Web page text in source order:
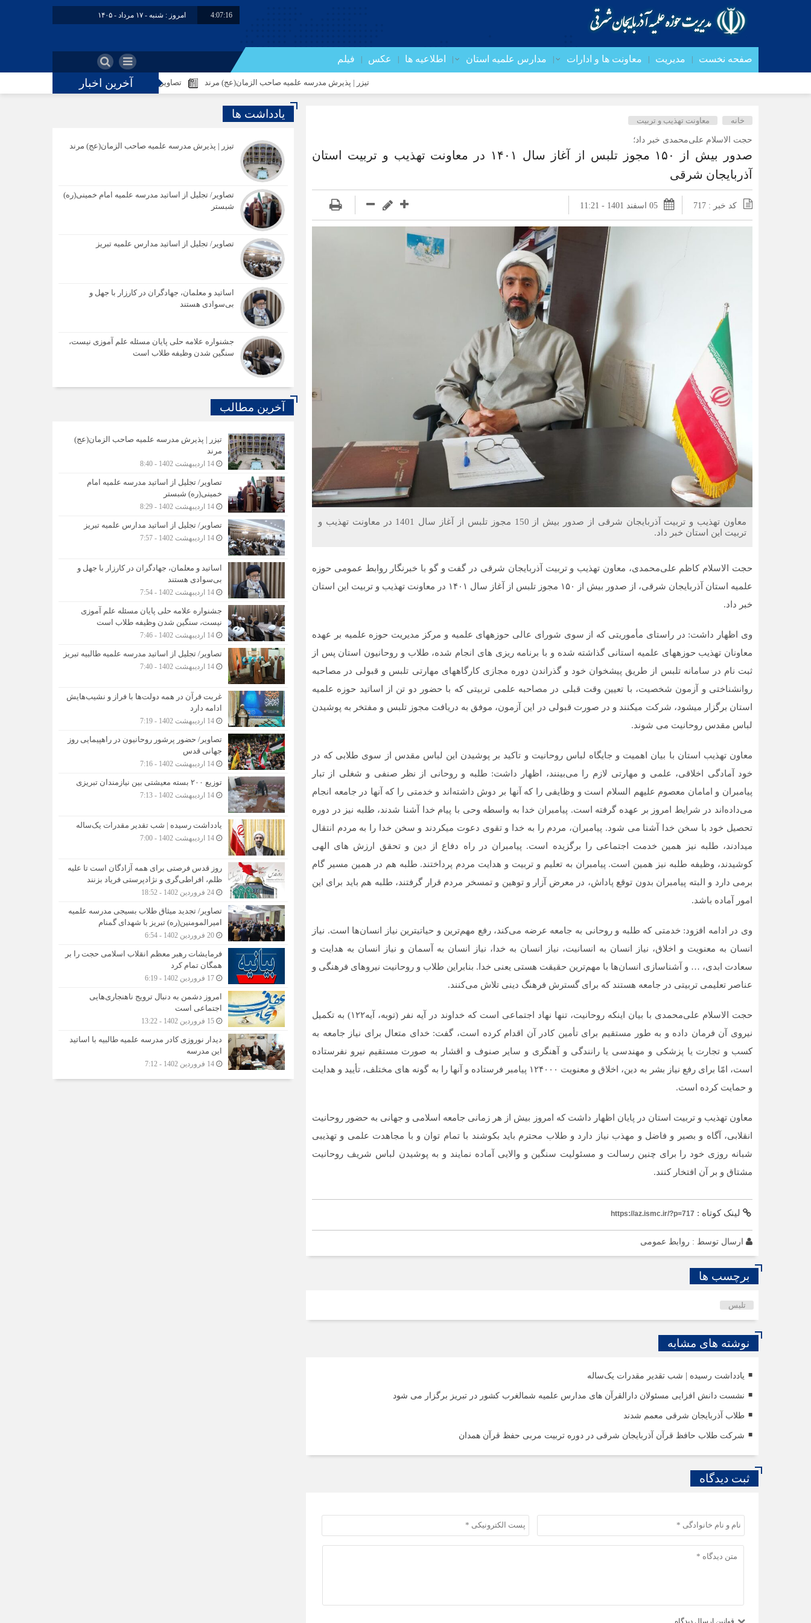
4:07:17 امروز : شنبه - ۱۷ مرداد - ۱۴۰۵
صفحه نخست مدیریت معاونت ها و ادارات مدارس علمیه استان اطلاعیه ها عکس فیلم
آخرین اخبار تیزر | پذیرش مدرسه علمیه صاحب الزمان(عج) مرند تصاویر/ تجلیل از اساتید مدرسه علمیه امام خمینی(ره) شبستر
خانه معاونت تهذیب و تربیت
حجت الاسلام علی‌‎محمدی خبر داد؛
صدور بیش از ۱۵۰ مجوز تلبس از آغاز سال ۱۴۰۱ در معاونت تهذیب و تربیت استان
آذربایجان شرقی
کد خبر : 717 05 اسفند 1401 - 11:21
معاون تهذیب و تربیت آذربایجان شرقی از صدور بیش از 150 مجوز تلبس از آغاز سال 1401 در معاونت تهذیب و
تربیت این استان خبر داد.
حجت الاسلام کاظم علی‌محمدی، معاون تهذیب و تربیت آذربایجان شرقی در گفت و گو با خبرنگار روابط عمومی حوزه
علمیه استان آذربایجان شرقی، از صدور بیش از ۱۵۰ مجوز تلبس از آغاز سال ۱۴۰۱ در معاونت تهذیب و تربیت این استان
خبر داد.
وی اظهار داشت: در راستای مأموریتی که از سوی شورای عالی حوزه‏های علمیه و مرکز مدیریت حوزه علمیه بر عهده
معاونان تهذیب حوزه‏های علمیه استانی گذاشته شده و با برنامه ‏ریزی ‏های انجام شده، طلاب و روحانیون استان پس از
ثبت نام در سامانه تلبس از طریق پیشخوان خود و گذراندن دوره مجازی کارگاه‏های مهارتی تلبس و قبولی در مصاحبه
روان‏شناختی و آزمون شخصیت، با تعیین وقت قبلی در مصاحبه علمی تربیتی که با حضور دو تن از اساتید حوزه علمیه
استان برگزار می‏شود، شرکت می‏کنند و در صورت قبولی در این آزمون، موفق به دریافت مجوز تلبس و مفتخر به پوشیدن
لباس مقدس روحانیت می ‏شوند.
معاون تهذیب استان با بیان اهمیت و جایگاه لباس روحانیت و تاکید بر پوشیدن این لباس مقدس از سوی طلابی که در
خود آمادگی اخلاقی، علمی و مهارتی لازم را می‌بینند، اظهار داشت: طلبه و روحانی از نظر صنفی و شغلی از تبار
پیامبران و امامان معصوم علیهم السلام است و وظایفی را که آنها بر دوش داشته‌اند و خدمتی را که آنها در جامعه انجام
می‌داده‌اند در شرایط امروز بر عهده گرفته است. پیامبران خدا به واسطه وحی با پیام خدا آشنا شدند، طلبه نیز در دوره
تحصیل خود با سخن خدا آشنا می ‏شود. پیامبران، مردم را به خدا و تقوی دعوت می‏کردند و سخن خدا را به مردم انتقال
می‏دادند، طلبه نیز همین خدمت اجتماعی را برگزیده‏ است. پیامبران در راه دفاع از دین و تحقق ارزش‏ های الهی
کوشیدند، وظیفه طلبه نیز همین است. پیامبران به تعلیم و تربیت و هدایت مردم پرداختند. طلبه هم در همین مسیر گام
برمی دارد و البته پیامبران بدون توقع پاداش، در معرض آزار و توهین و تمسخر مردم قرار گرفتند، طلبه هم باید برای این
امور آماده باشد.
وی در ادامه افزود: خدمتی که طلبه و روحانی به جامعه عرضه می‌کند، رفع مهم‌ترین و حیاتی‏ترین نیاز انسان‌ها است. نیاز
انسان به معنویت و اخلاق، نیاز انسان به انسانیت، نیاز انسان به خدا، نیاز انسان به آسمان و نیاز انسان به هدایت و
سعادت ابدی، … و آشناسازی انسان‌ها با مهم‌ترین حقیقت هستی یعنی خدا. بنابراین طلاب و روحانیت نیروهای فرهنگی و
عناصر تعلیمی تربیتی در جامعه هستند که برای گسترش فرهنگ دینی تلاش می‌کنند.
حجت الاسلام علی‌محمدی با بیان اینکه روحانیت، تنها نهاد اجتماعی‏ است که خداوند در آیه نفر (توبه، آیه۱۲۲) به تکمیل
نیروی آن فرمان داده و به طور مستقیم برای تأمین کادر آن اقدام کرده است، گفت: خدای متعال برای نیاز جامعه به
کسب و تجارت یا پزشکی و مهندسی یا رانندگی و آهنگری و سایر صنوف و اقشار به صورت مستقیم نیرو نفرستاده
است، امّا برای رفع نیاز بشر به دین، اخلاق و معنویت ۱۲۴۰۰۰ پیامبر فرستاده و آنها را به گونه ‏های مختلف، تأیید و هدایت
و حمایت کرده است.
معاون تهذیب و تربیت استان در پایان اظهار داشت که امروز بیش از هر زمانی جامعه اسلامی و جهانی به حضور روحانیت
انقلابی، آگاه و بصیر و فاضل و مهذب نیاز دارد و طلاب محترم باید بکوشند با تمام توان و با مجاهدت علمی و تهذیبی
شبانه روزی خود را برای چنین رسالت و مسئولیت سنگین و والایی آماده نمایند و به پوشیدن لباس شریف روحانیت
مشتاق و بر آن افتخار کنند.
لینک کوتاه : https://az.ismc.ir/?p=717
ارسال توسط : روابط عمومی
برچسب ها
تلبس
نوشته های مشابه
یادداشت رسیده | شب تقدیر مقدرات یک‌ساله
نشست دانش افزایی مسئولان دارالقرآن های مدارس علمیه شمالغرب کشور در تبریز برگزار می شود
طلاب آذربایجان شرقی معمم شدند
شرکت طلاب حافظ قرآن آذربایجان شرقی در دوره تربیت مربی حفظ قرآن همدان
ثبت دیدگاه
قوانین ارسال دیدگاه
یادداشت ها
تیزر | پذیرش مدرسه علمیه صاحب الزمان(عج) مرند
تصاویر/ تجلیل از اساتید مدرسه علمیه امام خمینی(ره)
شبستر
تصاویر/ تجلیل از اساتید مدارس علمیه تبریز
اساتید و معلمان، جهادگران در کارزار با جهل و
بی‌سوادی هستند
جشنواره علامه حلی پایان مسئله علم آموزی نیست،
سنگین شدن وظیفه طلاب است
آخرین مطالب
تیزر | پذیرش مدرسه علمیه صاحب الزمان(عج)
مرند
14 اردیبهشت 1402 - 8:40
تصاویر/ تجلیل از اساتید مدرسه علمیه امام
خمینی(ره) شبستر
14 اردیبهشت 1402 - 8:29
تصاویر/ تجلیل از اساتید مدارس علمیه تبریز
14 اردیبهشت 1402 - 7:57
اساتید و معلمان، جهادگران در کارزار با جهل و
بی‌سوادی هستند
14 اردیبهشت 1402 - 7:54
جشنواره علامه حلی پایان مسئله علم آموزی
نیست، سنگین شدن وظیفه طلاب است
14 اردیبهشت 1402 - 7:46
تصاویر/ تجلیل از اساتید مدرسه علمیه طالبیه تبریز
14 اردیبهشت 1402 - 7:40
غربت قرآن در همه دولت‌ها با فراز و نشیب‌هایش
ادامه دارد
14 اردیبهشت 1402 - 7:19
تصاویر/ حضور پرشور روحانیون در راهپیمایی روز
جهانی قدس
14 اردیبهشت 1402 - 7:16
توزیع ۲۰۰ بسته معیشتی بین نیازمندان تبریزی
14 اردیبهشت 1402 - 7:13
یادداشت رسیده | شب تقدیر مقدرات یک‌ساله
14 اردیبهشت 1402 - 7:00
روز قدس فرصتی برای همه آزادگان است تا علیه
ظلم، افراطی‌گری و نژادپرستی فریاد بزنند
24 فروردین 1402 - 18:52
تصاویر/ تجدید میثاق طلاب بسیجی مدرسه علمیه
امیرالمومنین(ره) تبریز با شهدای گمنام
20 فروردین 1402 - 6:54
فرمایشات رهبر معظم انقلاب اسلامی حجت را بر
همگان تمام کرد
17 فروردین 1402 - 6:19
امروز دشمن به دنبال ترویج ناهنجاری‌هایی
اجتماعی است
15 فروردین 1402 - 13:22
دیدار نوروزی کادر مدرسه علمیه طالبیه با اساتید
این مدرسه
14 فروردین 1402 - 7:12